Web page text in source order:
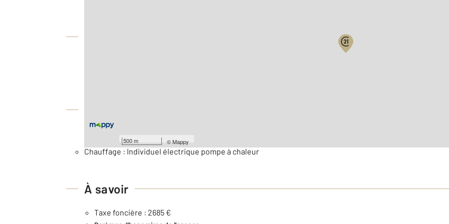
500 m ©Mappy
Chauffage : Individuel électrique pompe à chaleur
À savoir
Taxe foncière : 2685 €